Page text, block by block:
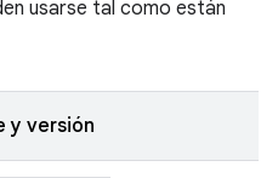
usarse tal como están
y versión